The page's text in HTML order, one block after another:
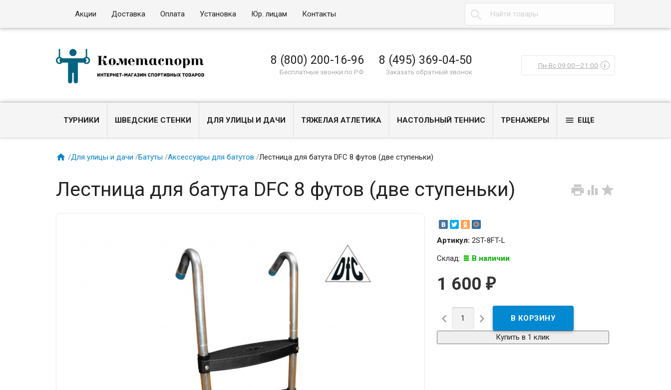
Акции Доставка Оплата Установка Юр. лицам Контакты 
8 (800) 200-16-96
Бесплатные звонки по РФ
8 (495) 369-04-50
Заказать обратный звонок
Пн-Вс 09:00—21:00 i
ТУРНИКИ ШВЕДСКИЕ СТЕНКИ ДЛЯ УЛИЦЫ И ДАЧИ ТЯЖЕЛАЯ АТЛЕТИКА НАСТОЛЬНЫЙ ТЕННИС ТРЕНАЖЕРЫ  ЕЩЕ
 /Для улицы и дачи /Батуты /Аксессуары для батутов /Лестница для батута DFC 8 футов (две ступеньки)
  
Лестница для батута DFC 8 футов (две ступеньки)
Артикул: 2ST-8FT-L
Склад:
В наличии
1 600 ₽
 
Купить в 1 клик